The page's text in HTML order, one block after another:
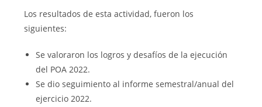
Los resultados de esta actividad, fueron los
siguientes:
Se valoraron los logros y desafíos de la ejecución
del POA 2022.
Se dio seguimiento al informe semestral/anual del
ejercicio 2022.